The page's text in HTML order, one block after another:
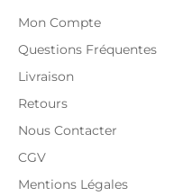
Mon Compte
Questions Fréquentes
Livraison
Retours
Nous Contacter
CGV
Mentions Légales